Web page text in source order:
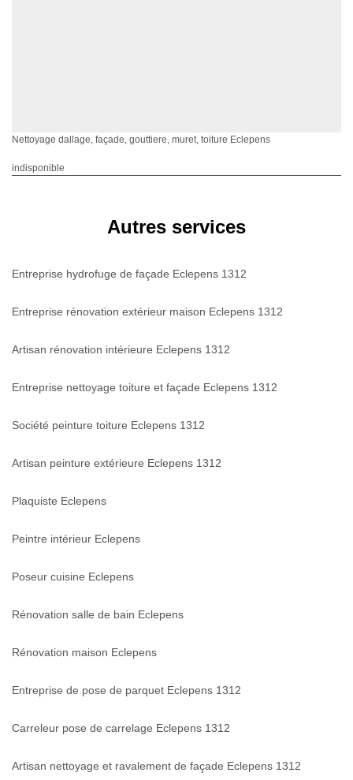
Nettoyage dallage, façade, gouttiere, muret, toiture Eclepens
indisponible
Autres services
Entreprise hydrofuge de façade Eclepens 1312
Entreprise rénovation extérieur maison Eclepens 1312
Artisan rénovation intérieure Eclepens 1312
Entreprise nettoyage toiture et façade Eclepens 1312
Société peinture toiture Eclepens 1312
Artisan peinture extérieure Eclepens 1312
Plaquiste Eclepens
Peintre intérieur Eclepens
Poseur cuisine Eclepens
Rénovation salle de bain Eclepens
Rénovation maison Eclepens
Entreprise de pose de parquet Eclepens 1312
Carreleur pose de carrelage Eclepens 1312
Artisan nettoyage et ravalement de façade Eclepens 1312